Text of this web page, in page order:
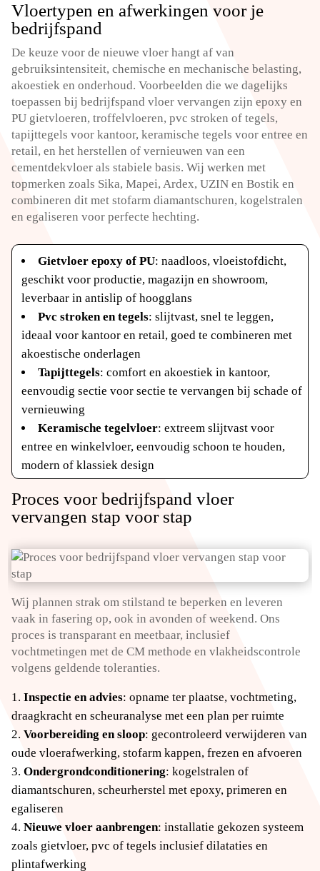
Vloertypen en afwerkingen voor je
bedrijfspand
De keuze voor de nieuwe vloer hangt af van
gebruiksintensiteit, chemische en mechanische belasting,
akoestiek en onderhoud.​ Voorbeelden die we dagelijks
toepassen bij bedrijfspand vloer vervangen zijn epoxy en
PU gietvloeren, troffelvloeren, pvc stroken of tegels,
tapijttegels voor kantoor, keramische tegels voor entree en
retail, en het herstellen of vernieuwen van een
cementdekvloer als stabiele basis.​ Wij werken met
topmerken zoals Sika, Mapei, Ardex, UZIN en Bostik en
combineren dit met stofarm diamantschuren, kogelstralen
en egaliseren voor perfecte hechting.​
Gietvloer epoxy of PU: naadloos, vloeistofdicht,
geschikt voor productie, magazijn en showroom,
leverbaar in antislip of hoogglans
Pvc stroken en tegels: slijtvast, snel te leggen,
ideaal voor kantoor en retail, goed te combineren met
akoestische onderlagen
Tapijttegels: comfort en akoestiek in kantoor,
eenvoudig sectie voor sectie te vervangen bij schade of
vernieuwing
Keramische tegelvloer: extreem slijtvast voor
entree en winkelvloer, eenvoudig schoon te houden,
modern of klassiek design
Proces voor bedrijfspand vloer
vervangen stap voor stap
Wij plannen strak om stilstand te beperken en leveren
vaak in fasering op, ook in avonden of weekend.​ Ons
proces is transparant en meetbaar, inclusief
vochtmetingen met de CM methode en vlakheidscontrole
volgens geldende toleranties.​
Inspectie en advies: opname ter plaatse, vochtmeting,
draagkracht en scheuranalyse met een plan per ruimte
Voorbereiding en sloop: gecontroleerd verwijderen van
oude vloerafwerking, stofarm kappen, frezen en afvoeren
Ondergrondconditionering: kogelstralen of
diamantschuren, scheurherstel met epoxy, primeren en
egaliseren
Nieuwe vloer aanbrengen: installatie gekozen systeem
zoals gietvloer, pvc of tegels inclusief dilataties en
plintafwerking